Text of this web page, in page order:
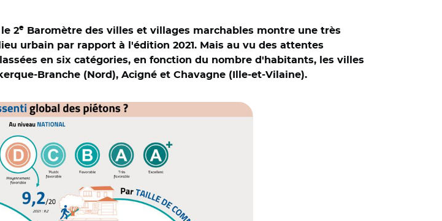
2e
Baromètre des villes et villages marchables montre une très
urbain par rapport à l'édition 2021. Mais au vu des attentes
en six catégories, en fonction du nombre d'habitants, les villes
Branche (Nord), Acigné et Chavagne (Ille-et-Vilaine).